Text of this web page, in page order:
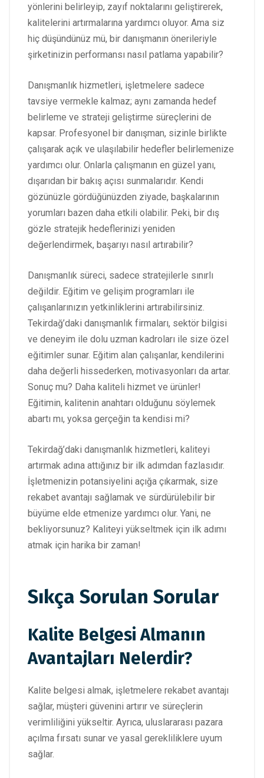
yönlerini belirleyip, zayıf noktalarını geliştirerek,
kalitelerini artırmalarına yardımcı oluyor. Ama siz
hiç düşündünüz mü, bir danışmanın önerileriyle
şirketinizin performansı nasıl patlama yapabilir?
Danışmanlık hizmetleri, işletmelere sadece
tavsiye vermekle kalmaz; aynı zamanda hedef
belirleme ve strateji geliştirme süreçlerini de
kapsar. Profesyonel bir danışman, sizinle birlikte
çalışarak açık ve ulaşılabilir hedefler belirlemenize
yardımcı olur. Onlarla çalışmanın en güzel yanı,
dışarıdan bir bakış açısı sunmalarıdır. Kendi
gözünüzle gördüğünüzden ziyade, başkalarının
yorumları bazen daha etkili olabilir. Peki, bir dış
gözle stratejik hedeflerinizi yeniden
değerlendirmek, başarıyı nasıl artırabilir?
Danışmanlık süreci, sadece stratejilerle sınırlı
değildir. Eğitim ve gelişim programları ile
çalışanlarınızın yetkinliklerini artırabilirsiniz.
Tekirdağ’daki danışmanlık firmaları, sektör bilgisi
ve deneyim ile dolu uzman kadroları ile size özel
eğitimler sunar. Eğitim alan çalışanlar, kendilerini
daha değerli hissederken, motivasyonları da artar.
Sonuç mu? Daha kaliteli hizmet ve ürünler!
Eğitimin, kalitenin anahtarı olduğunu söylemek
abartı mı, yoksa gerçeğin ta kendisi mi?
Tekirdağ’daki danışmanlık hizmetleri, kaliteyi
artırmak adına attığınız bir ilk adımdan fazlasıdır.
İşletmenizin potansiyelini açığa çıkarmak, size
rekabet avantajı sağlamak ve sürdürülebilir bir
büyüme elde etmenize yardımcı olur. Yani, ne
bekliyorsunuz? Kaliteyi yükseltmek için ilk adımı
atmak için harika bir zaman!
Sıkça Sorulan Sorular
Kalite Belgesi Almanın
Avantajları Nelerdir?
Kalite belgesi almak, işletmelere rekabet avantajı
sağlar, müşteri güvenini artırır ve süreçlerin
verimliliğini yükseltir. Ayrıca, uluslararası pazara
açılma fırsatı sunar ve yasal gerekliliklere uyum
sağlar.